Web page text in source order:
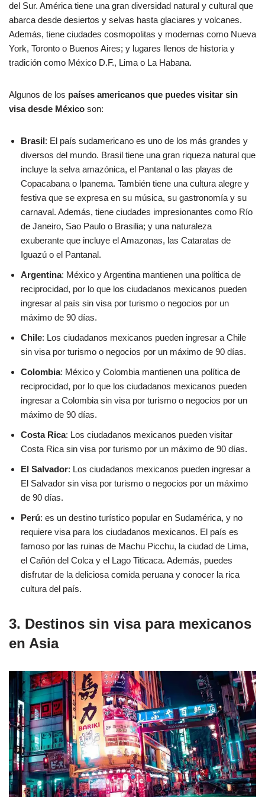
del Sur. América tiene una gran diversidad natural y cultural que
abarca desde desiertos y selvas hasta glaciares y volcanes.
Además, tiene ciudades cosmopolitas y modernas como Nueva
York, Toronto o Buenos Aires; y lugares llenos de historia y
tradición como México D.F., Lima o La Habana.
Algunos de los países americanos que puedes visitar sin
visa desde México son:
Brasil: El país sudamericano es uno de los más grandes y
diversos del mundo. Brasil tiene una gran riqueza natural que
incluye la selva amazónica, el Pantanal o las playas de
Copacabana o Ipanema. También tiene una cultura alegre y
festiva que se expresa en su música, su gastronomía y su
carnaval. Además, tiene ciudades impresionantes como Río
de Janeiro, Sao Paulo o Brasilia; y una naturaleza
exuberante que incluye el Amazonas, las Cataratas de
Iguazú o el Pantanal.
Argentina: México y Argentina mantienen una política de
reciprocidad, por lo que los ciudadanos mexicanos pueden
ingresar al país sin visa por turismo o negocios por un
máximo de 90 días.
Chile: Los ciudadanos mexicanos pueden ingresar a Chile
sin visa por turismo o negocios por un máximo de 90 días.
Colombia: México y Colombia mantienen una política de
reciprocidad, por lo que los ciudadanos mexicanos pueden
ingresar a Colombia sin visa por turismo o negocios por un
máximo de 90 días.
Costa Rica: Los ciudadanos mexicanos pueden visitar
Costa Rica sin visa por turismo por un máximo de 90 días.
El Salvador: Los ciudadanos mexicanos pueden ingresar a
El Salvador sin visa por turismo o negocios por un máximo
de 90 días.
Perú: es un destino turístico popular en Sudamérica, y no
requiere visa para los ciudadanos mexicanos. El país es
famoso por las ruinas de Machu Picchu, la ciudad de Lima,
el Cañón del Colca y el Lago Titicaca. Además, puedes
disfrutar de la deliciosa comida peruana y conocer la rica
cultura del país.
3. Destinos sin visa para mexicanos
en Asia